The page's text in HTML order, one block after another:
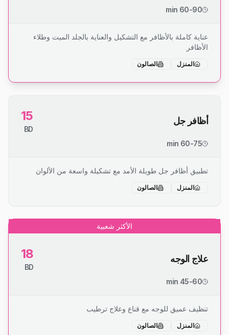
60-90 min
عناية كاملة بالأظافر مع التشكيل والعناية بالجلد الميت وطلاء
الأظافر
المنزل الصالون
أظافر جل 15
BD
60-75 min
تطبيق أظافر جل طويلة الأمد مع تشكيلة واسعة من الألوان
المنزل الصالون
الأكثر شعبية
علاج الوجه 18
BD
45-60 min
تنظيف عميق للوجه مع قناع وعلاج ترطيب
المنزل الصالون